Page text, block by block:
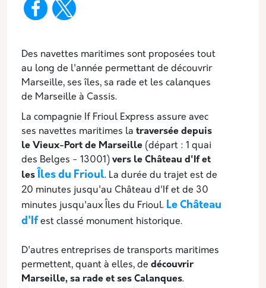
Description
Des navettes maritimes sont proposées tout
au long de l'année permettant de découvrir
Marseille, ses îles, sa rade et les calanques
de Marseille à Cassis.
La compagnie If Frioul Express assure avec
ses navettes maritimes la traversée depuis
le Vieux-Port de Marseille (départ : 1 quai
des Belges - 13001) vers le Château d'If et
les Îles du Frioul. La durée du trajet est de
20 minutes ­jusqu'au Château d'If et de 30
minutes jusqu'aux Îles du Frioul. Le Château
d'If est classé monument historique.
D'autres entreprises de transports maritimes
permettent, quant à elles, de découvrir
Marseille, sa rade et ses Calanques.